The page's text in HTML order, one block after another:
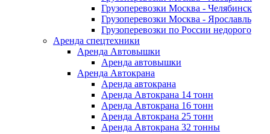
Грузоперевозки Москва - Челябинск
Грузоперевозки Москва - Ярославль
Грузоперевозки по России недорого
Аренда спецтехники
Аренда Автовышки
Аренда автовышки
Аренда Автокрана
Аренда автокрана
Аренда Автокрана 14 тонн
Аренда Автокрана 16 тонн
Аренда Автокрана 25 тонн
Аренда Автокрана 32 тонны